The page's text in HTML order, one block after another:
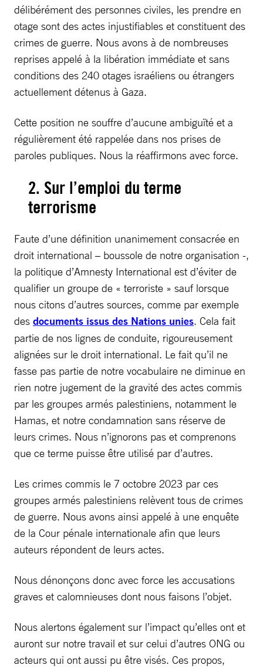
délibérément des personnes civiles, les prendre en
otage sont des actes injustifiables et constituent des
crimes de guerre. Nous avons à de nombreuses
reprises appelé à la libération immédiate et sans
conditions des 240 otages israéliens ou étrangers
actuellement détenus à Gaza.
Cette position ne souffre d’aucune ambiguïté et a
régulièrement été rappelée dans nos prises de
paroles publiques. Nous la réaffirmons avec force.
2. Sur l’emploi du terme
terrorisme
Faute d’une définition unanimement consacrée en
droit international – boussole de notre organisation -,
la politique d’Amnesty International est d’éviter de
qualifier un groupe de « terroriste » sauf lorsque
nous citons d’autres sources, comme par exemple
des documents issus des Nations unies. Cela fait
partie de nos lignes de conduite, rigoureusement
alignées sur le droit international. Le fait qu’il ne
fasse pas partie de notre vocabulaire ne diminue en
rien notre jugement de la gravité des actes commis
par les groupes armés palestiniens, notamment le
Hamas, et notre condamnation sans réserve de
leurs crimes. Nous n’ignorons pas et comprenons
que ce terme puisse être utilisé par d’autres.
Les crimes commis le 7 octobre 2023 par ces
groupes armés palestiniens relèvent tous de crimes
de guerre. Nous avons ainsi appelé à une enquête
de la Cour pénale internationale afin que leurs
auteurs répondent de leurs actes.
Nous dénonçons donc avec force les accusations
graves et calomnieuses dont nous faisons l’objet.
Nous alertons également sur l’impact qu’elles ont et
auront sur notre travail et sur celui d’autres ONG ou
acteurs qui ont aussi pu être visés. Ces propos,